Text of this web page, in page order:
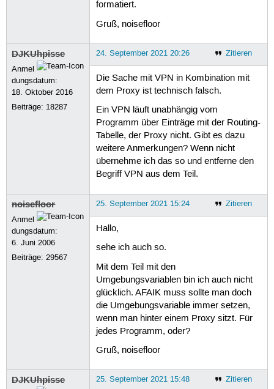
formatiert.
Gruß, noisefloor
DJKUhpisse
Anmel
dungsdatum:
18. Oktober 2016
Beiträge: 18287
Zitieren
24. September 2021 20:26
Die Sache mit VPN in Kombination mit
dem Proxy ist technisch falsch.
Ein VPN läuft unabhängig vom
Programm über Einträge mit der Routing-
Tabelle, der Proxy nicht. Gibt es dazu
weitere Anmerkungen? Wenn nicht
übernehme ich das so und entferne den
Begriff VPN aus dem Teil.
noisefloor
Anmel
dungsdatum:
6. Juni 2006
Beiträge:29567
Zitieren
25. September 2021 15:24
Hallo,
sehe ich auch so.
Mit dem Teil mit den
Umgebungsvariablen bin ich auch nicht
glücklich. AFAIK muss sollte man doch
die Umgebungsvariable immer setzen,
wenn man hinter einem Proxy sitzt. Für
jedes Programm, oder?
Gruß, noisefloor
DJKUhpisse Zitieren
25. September 2021 15:48